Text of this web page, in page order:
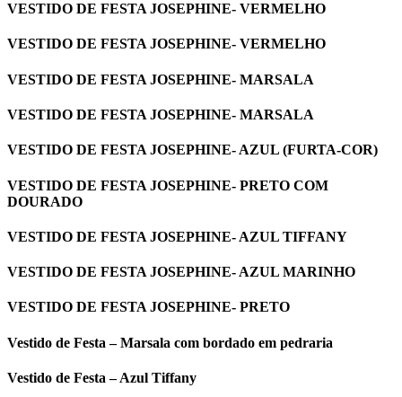
VESTIDO DE FESTA JOSEPHINE- VERMELHO
VESTIDO DE FESTA JOSEPHINE- VERMELHO
VESTIDO DE FESTA JOSEPHINE- MARSALA
VESTIDO DE FESTA JOSEPHINE- MARSALA
VESTIDO DE FESTA JOSEPHINE- AZUL (FURTA-COR)
VESTIDO DE FESTA JOSEPHINE- PRETO COM
DOURADO
VESTIDO DE FESTA JOSEPHINE- AZUL TIFFANY
VESTIDO DE FESTA JOSEPHINE- AZUL MARINHO
VESTIDO DE FESTA JOSEPHINE- PRETO
Vestido de Festa – Marsala com bordado em pedraria
Vestido de Festa – Azul Tiffany